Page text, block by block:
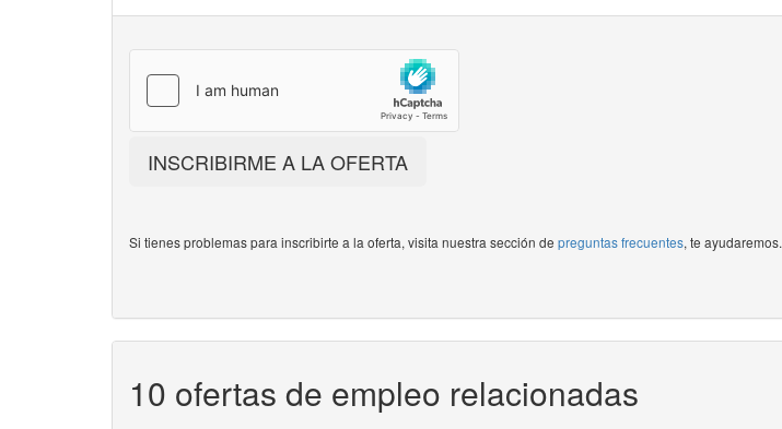
INSCRIBIRME A LA OFERTA
Si tienes problemas para inscribirte a la oferta, visita nuestra sección de preguntas frecuentes, te ayudaremos.
10 ofertas de empleo relacionadas